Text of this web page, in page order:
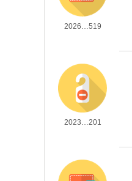
2026…519
2023…201